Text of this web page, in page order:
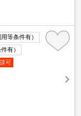
等条件有）
有）
可